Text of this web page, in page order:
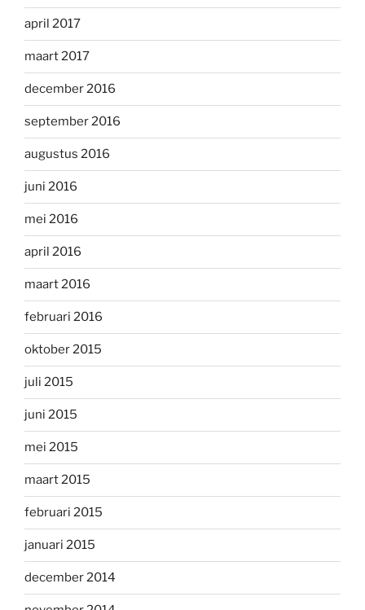
april 2017
maart 2017
december 2016
september 2016
augustus 2016
juni 2016
mei 2016
april 2016
maart 2016
februari 2016
oktober 2015
juli 2015
juni 2015
mei 2015
maart 2015
februari 2015
januari 2015
december 2014